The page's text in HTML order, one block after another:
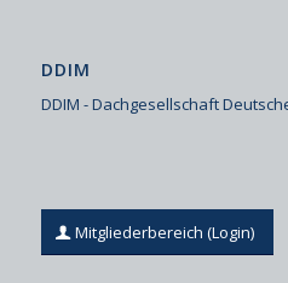
DDIM
DDIM - Dachgesellschaft
Mitgliederbereich (Login)